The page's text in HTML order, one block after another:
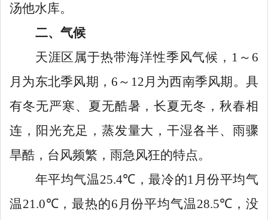
汤他水库。
二、气候
天涯区属于热带海洋性季风气候， 1 ～ 6
月为东北季风期， 6 ～ 12 月为西南季风期。具
有冬无严寒、夏无酷暑，长夏无冬，秋春相
连，阳光充足，蒸发量大，干湿各半、雨骤
旱酷，台风频繁，雨急风狂的特点。
年平均气温25.4℃ ，最冷的1 月份平均气
温21.0℃ ，最热的6 月份平均气温28.5℃ ，没